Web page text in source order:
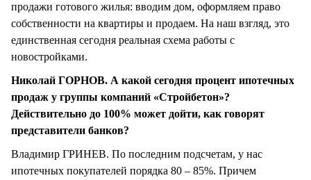
продажи готового жилья: вводим дом, оформляем право
собственности на квартиры и продаем. На наш взгляд, это
единственная сегодня реальная схема работы с
новостройками.
Николай ГОРНОВ. А какой сегодня процент ипотечных
продаж у группы компаний «Стройбетон»?
Действительно до 100% может дойти, как говорят
представители банков?
Владимир ГРИНЕВ. По последним подсчетам, у нас
ипотечных покупателей порядка 80 – 85%. Причем